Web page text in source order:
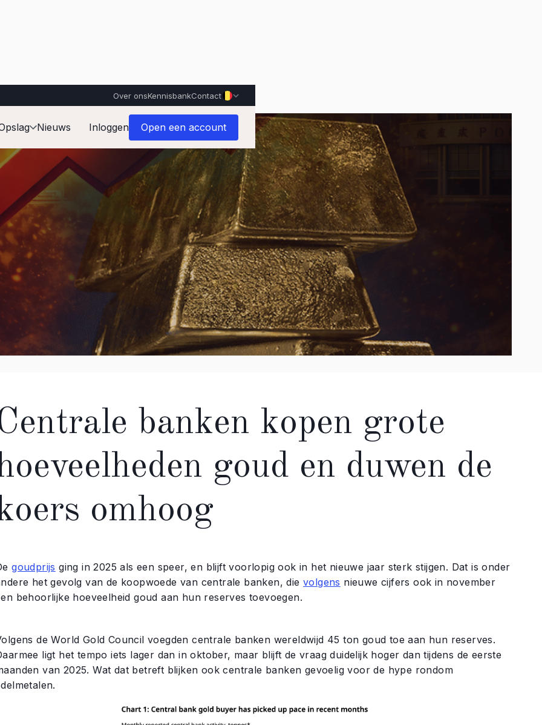
Over onsKennisbankContact
Nieuws Inloggen Open een account
banken kopen grote
goud en duwen de
omhoog
goudprijs ging in 2025 als een speer, en blijft voorlopig ook in het nieuwe jaar sterk stijgen. Dat is onder
het gevolg van de koopwoede van centrale banken, die volgens nieuwe cijfers ook in november
behoorlijke hoeveelheid goud aan hun reserves toevoegen.
de World Gold Council voegden centrale banken wereldwijd 45 ton goud toe aan hun reserves.
ligt het tempo iets lager dan in oktober, maar blijft de vraag duidelijk hoger dan tijdens de eerste
van 2025. Wat dat betreft blijken ook centrale banken gevoelig voor de hype rondom